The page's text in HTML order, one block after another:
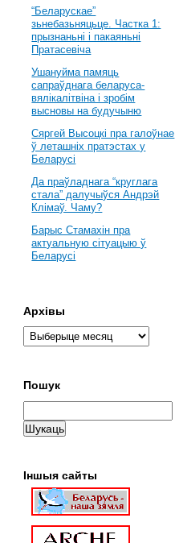
“Беларускае”
зьнебазьняцьце. Частка 1:
прызнаньні і пакаяньні
Пратасевіча
Ушануйма памяць
сапраўднага беларуса-
вялікалітвіна і зробім
высновы на будучыню
Сяргей Высоцкі пра галоўнае
ў леташніх пратэстах у
Беларусі
Да праўладнага “круглага
стала” далучыўся Андрэй
Клімаў. Чаму?
Барыс Стамахін пра
актуальную сітуацыю ў
Беларусі
Архівы
Пошук
Іншыя сайты